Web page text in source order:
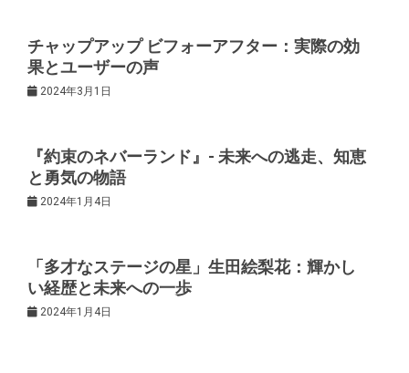
ー
ョ
ン
チャップアップ ビフォーアフター：実際の効
果とユーザーの声
2024年3月1日
『約束のネバーランド』- 未来への逃走、知恵
と勇気の物語
2024年1月4日
「多才なステージの星」生田絵梨花：輝かし
い経歴と未来への一歩
2024年1月4日